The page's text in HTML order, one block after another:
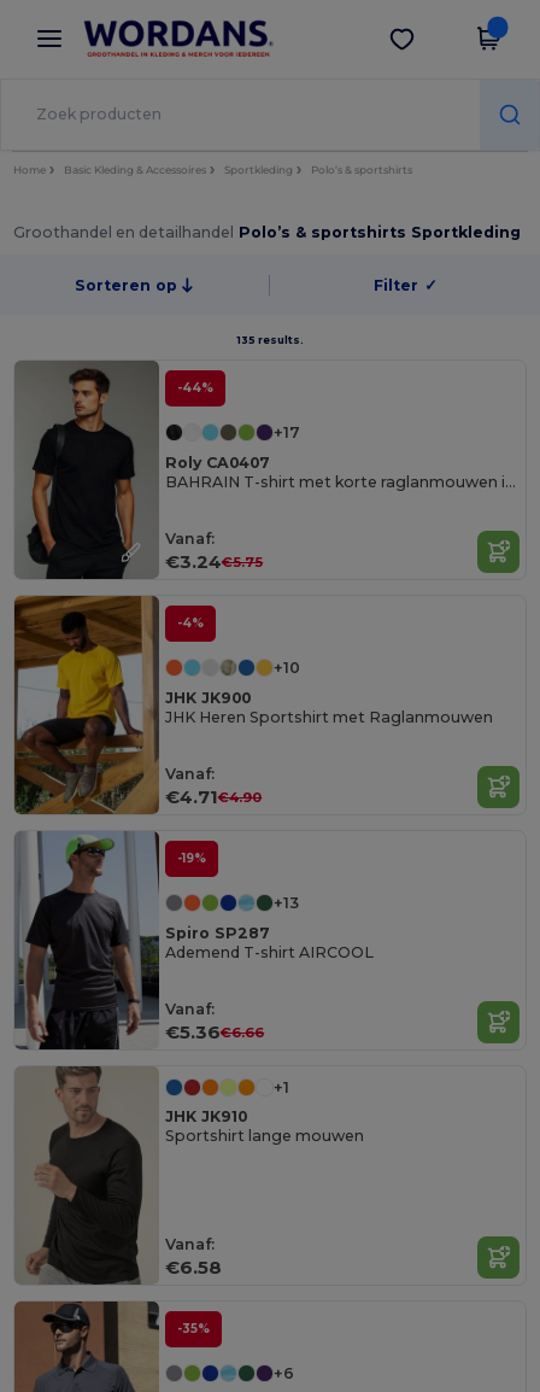
× Wordans-app
Betere prijzen in de app!
Download app
Home Basic Kleding & Accessoires Sportkleding Polo’s & sportshirts
Groothandel en detailhandel Polo’s & sportshirts Sportkleding
Sorteren op Filter ✓
135 results.
-44%
+17
Roly CA0407
BAHRAIN T-shirt met korte raglanmouwen in technisch weefsel
Vanaf:
€3.24€5.75
-4%
+10
JHK JK900
JHK Heren Sportshirt met Raglanmouwen
Vanaf:
€4.71€4.90
-19%
+13
Spiro SP287
Ademend T-shirt AIRCOOL
Vanaf:
€5.36€6.66
+1
JHK JK910
Sportshirt lange mouwen
Vanaf:
€6.58
-35%
+6